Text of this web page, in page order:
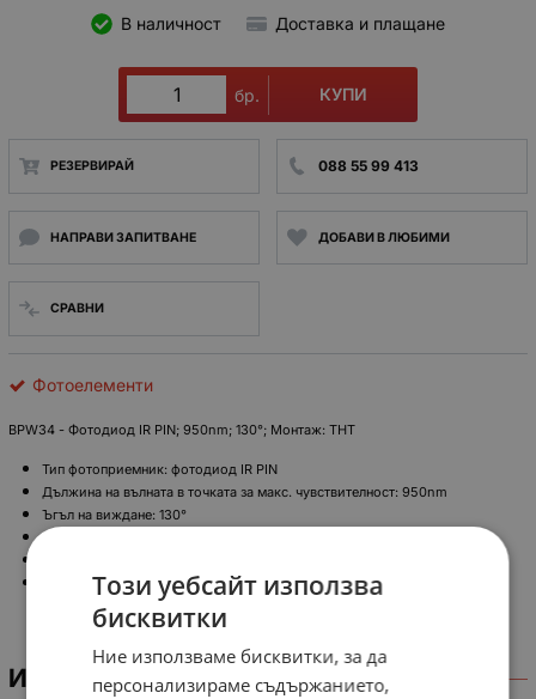
В наличност Доставка и плащане
бр. КУПИ
РЕЗЕРВИРАЙ 088 55 99 413
НАПРАВИ ЗАПИТВАНЕ ДОБАВИ В ЛЮБИМИ
СРАВНИ
Фотоелементи
BPW34 - Фотодиод IR PIN; 950nm; 130°; Монтаж: THT
Тип фотоприемник: фотодиод IR PIN
Дължина на вълната в точката за макс. чувствителност: 950nm
Ъгъл на виждане: 130°
Светлочувствителна повърхност: 7.5mm2
Монтаж: THT
ИНФОРМАЦИЯ
Този уебсайт използва
бисквитки
Ние използваме бисквитки, за да
персонализираме съдържанието,